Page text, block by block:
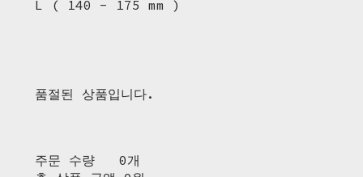
L ( 140 - 175 mm )
품절된 상품입니다.
주문 수량
0개